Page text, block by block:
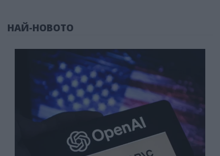
НАЙ-НОВОТО